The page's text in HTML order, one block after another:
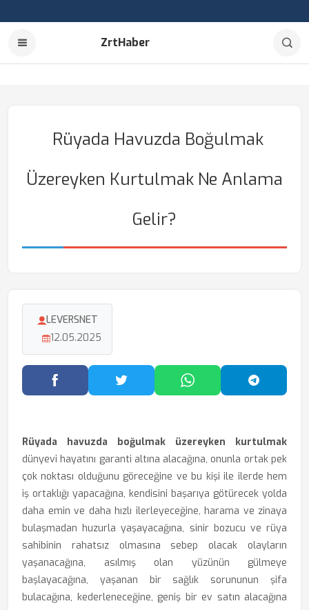
ZrtHaber
Rüyada Havuzda Boğulmak
Üzereyken Kurtulmak Ne Anlama
Gelir?
LEVERSNET
12.05.2025
Facebook'ta PaylaşTwitter'da PaylaşWhatsApp'ta Paylaş
Rüyada havuzda boğulmak üzereyken kurtulmak
dünyevi hayatını garanti altına alacağına, onunla ortak pek
çok noktası olduğunu göreceğine ve bu kişi ile ilerde hem
iş ortaklığı yapacağına, kendisini başarıya götürecek yolda
daha emin ve daha hızlı ilerleyeceğine, harama ve zinaya
bulaşmadan huzurla yaşayacağına, sinir bozucu ve rüya
sahibinin rahatsız olmasına sebep olacak olayların
yaşanacağına, asılmış olan yüzünün gülmeye
başlayacağına, yaşanan bir sağlık sorununun şifa
bulacağına, kederleneceğine, geniş bir ev satın alacağına